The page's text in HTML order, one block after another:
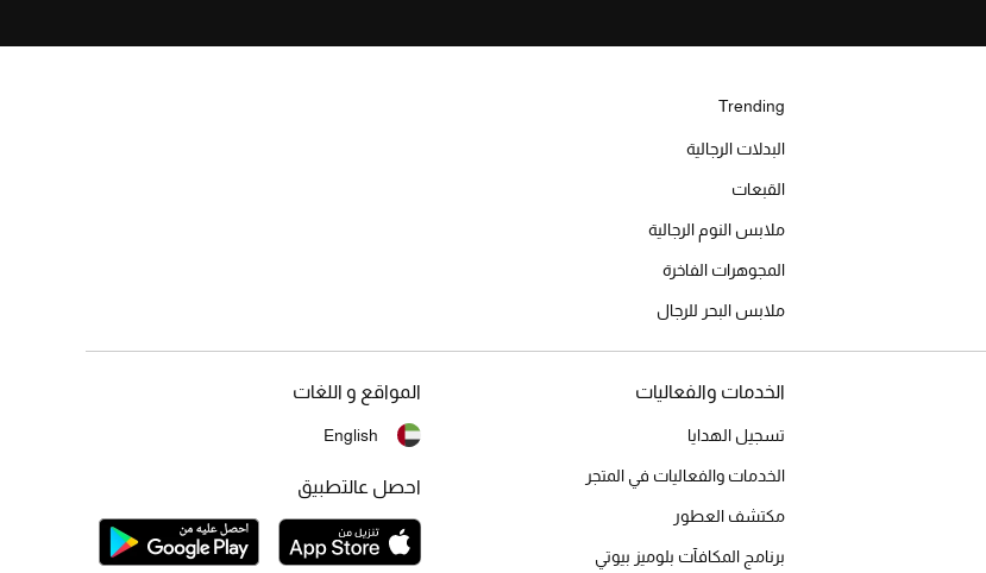
Trending
البدلات الرجالية
القبعات
ملابس النوم الرجالية
المجوهرات الفاخرة
ملابس البحر للرجال
الخدمات والفعاليات
تسجيل الهدايا
الخدمات والفعاليات في المتجر
مكتشف العطور
برنامج المكافآت بلوميز بيوتي
المواقع و اللغات
English
احصل عالتطبيق